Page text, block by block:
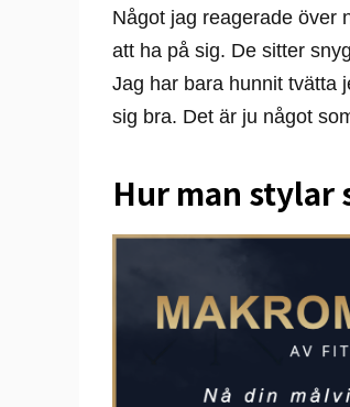
Något jag reagerade över
att ha på sig. De sitter
Jag har bara hunnit tvätta
sig bra. Det är ju något
Hur man stylar